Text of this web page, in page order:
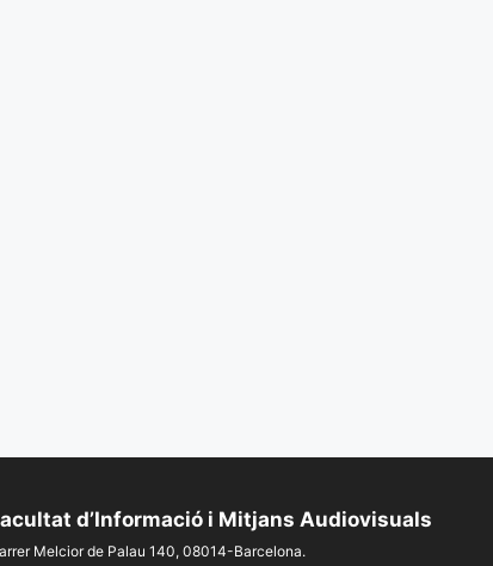
d’Informació i Mitjans Audiovisuals
Melcior de Palau 140, 08014-Barcelona.